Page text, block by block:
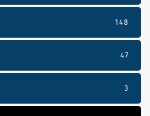
148
47
3